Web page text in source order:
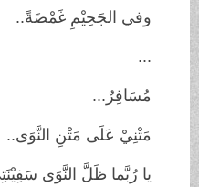
وفي الجَحِيْمِ غَمْضَةً..
مُسَافِرٌ...
مَتْنِيْ عَلَى مَتْنِ النَّوَى..
يا رُبَّما ظَلَّ النَّوَى سَفِيْنَتِيْ،